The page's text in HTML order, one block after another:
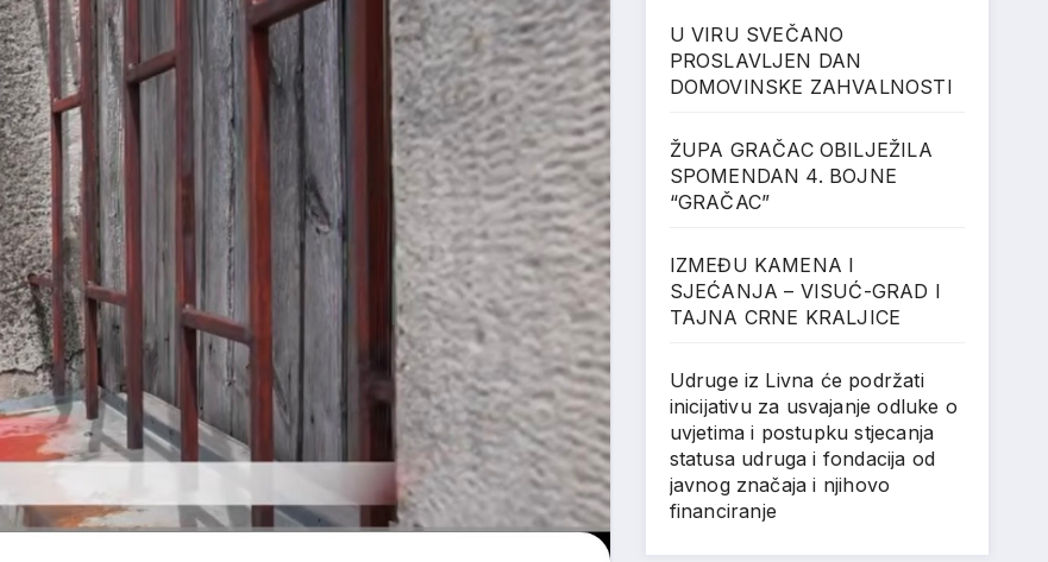
U VIRU SVEČANO
PROSLAVLJEN DAN
DOMOVINSKE ZAHVALNOSTI
ŽUPA GRAČAC OBILJEŽILA
SPOMENDAN 4. BOJNE
“GRAČAC”
IZMEĐU KAMENA I
SJEĆANJA – VISUĆ-GRAD I
TAJNA CRNE KRALJICE
Udruge iz Livna će podržati
inicijativu za usvajanje odluke o
uvjetima i postupku stjecanja
statusa udruga i fondacija od
javnog značaja i njihovo
financiranje